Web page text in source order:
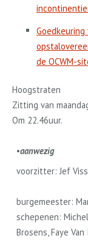
de OCWM-
Hoogstraten
Zitting van
Om 22.46uur.
•aanwezig
voorzitter: Jef
burgemeester:
schepenen:
Brosens, Faye